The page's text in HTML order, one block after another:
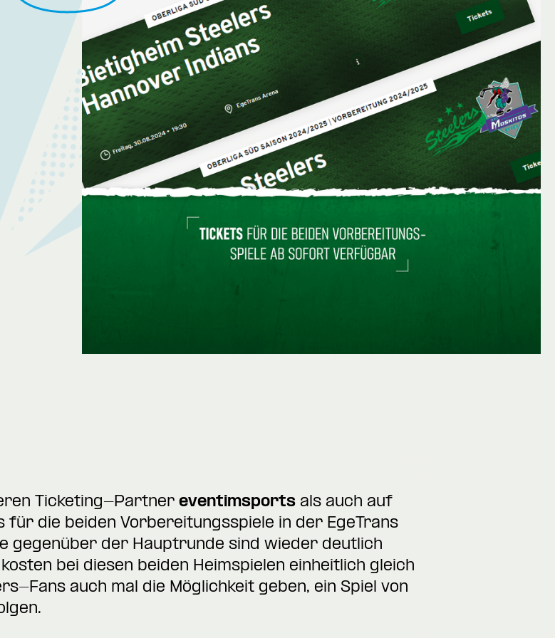
Ticketing-Partner eventimsports als auch auf
die beiden Vorbereitungsspiele in der EgeTrans
gegenüber der Hauptrunde sind wieder deutlich
bei diesen beiden Heimspielen einheitlich gleich
Fans auch mal die Möglichkeit geben, ein Spiel von